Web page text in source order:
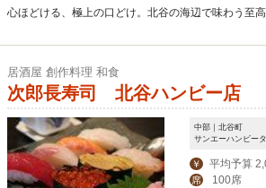
心ほどける、極上の口どけ。北谷の海辺で味わう至高
居酒屋 創作料理 和食
次郎長寿司 北谷ハンビー店
中部｜北谷町
サンエーハンビー
￥ 平均予算
席 100席